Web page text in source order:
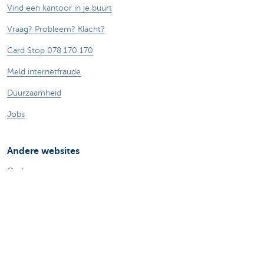
Vind een kantoor in je buurt
Vraag? Probleem? Klacht?
Card Stop 078 170 170
Meld internetfraude
Duurzaamheid
Jobs
Andere websites
Ondernemers